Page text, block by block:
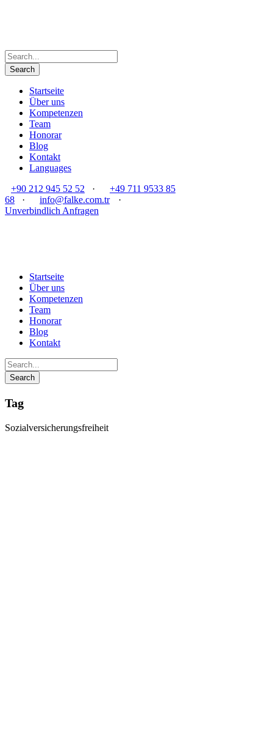
Startseite
Über uns
Kompetenzen
Team
Honorar
Blog
Kontakt
Languages
+90 212 945 52 52
·
+49 711 9533 85
68
· info@falke.com.tr
·
Unverbindlich Anfragen
Startseite
Über uns
Kompetenzen
Team
Honorar
Blog
Kontakt
Tag
Sozialversicherungsfreiheit